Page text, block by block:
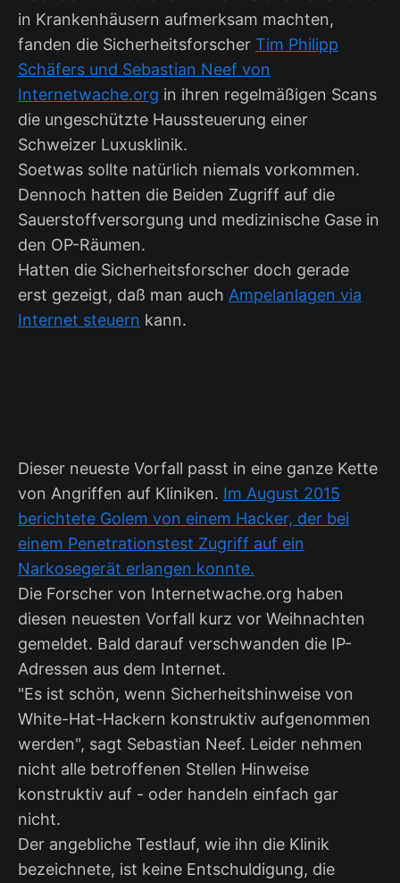
in Krankenhäusern aufmerksam machten,
fanden die Sicherheitsforscher Tim Philipp
Schäfers und Sebastian Neef von
Internetwache.org in ihren regelmäßigen Scans
die ungeschützte Haussteuerung einer
Schweizer Luxusklinik.
Soetwas sollte natürlich niemals vorkommen.
Dennoch hatten die Beiden Zugriff auf die
Sauerstoffversorgung und medizinische Gase in
den OP-Räumen.
Hatten die Sicherheitsforscher doch gerade
erst gezeigt, daß man auch Ampelanlagen via
Internet steuern kann.
Dieser neueste Vorfall passt in eine ganze Kette
von Angriffen auf Kliniken. Im August 2015
berichtete Golem von einem Hacker, der bei
einem Penetrationstest Zugriff auf ein
Narkosegerät erlangen konnte.
Die Forscher von Internetwache.org haben
diesen neuesten Vorfall kurz vor Weihnachten
gemeldet. Bald darauf verschwanden die IP-
Adressen aus dem Internet.
"Es ist schön, wenn Sicherheitshinweise von
White-Hat-Hackern konstruktiv aufgenommen
werden", sagt Sebastian Neef. Leider nehmen
nicht alle betroffenen Stellen Hinweise
konstruktiv auf - oder handeln einfach gar
nicht.
Der angebliche Testlauf, wie ihn die Klinik
bezeichnete, ist keine Entschuldigung, die